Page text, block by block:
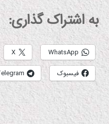
به اشتراک گذاری:
WhatsApp
X
فیسبوک